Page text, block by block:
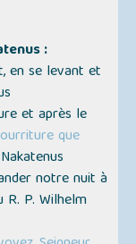
:
en se levant et
et après le
que
notre nuit à
R. P. Wilhelm